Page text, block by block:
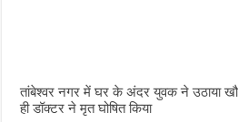
तांबेश्वर नगर में घर के अंदर युवक ने उठाया
ही डॉक्टर ने मृत घोषित किया